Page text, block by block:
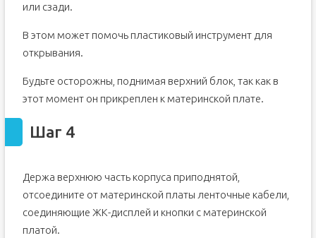
или сзади.
В этом может помочь пластиковый инструмент для
открывания.
Будьте осторожны, поднимая верхний блок, так как в
этот момент он прикреплен к материнской плате.
Шаг 4
Держа верхнюю часть корпуса приподнятой,
отсоедините от материнской платы ленточные кабели,
соединяющие ЖК-дисплей и кнопки с материнской
платой.